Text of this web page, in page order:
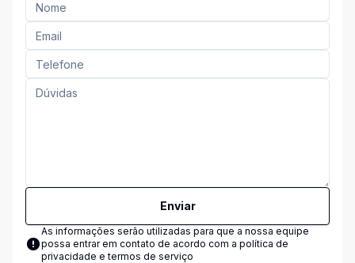
Enviar
As informações serão utilizadas para que a nossa equipe
possa entrar em contato de acordo com a política de
privacidade e termos de serviço